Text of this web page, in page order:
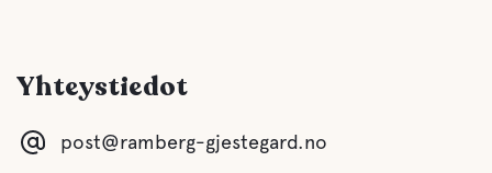
Yhteystiedot
post@ramberg-gjestegard.no